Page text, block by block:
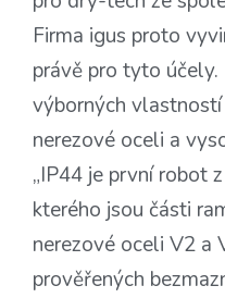
Firma igus proto
právě pro tyto
výborných
nerezové oceli a
„IP44 je první robot
kterého jsou části
nerezové oceli V2 a
prověřených